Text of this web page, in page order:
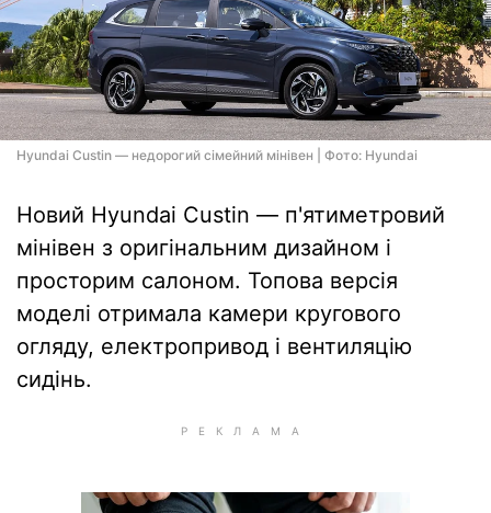
Hyundai Custin — недорогий сімейний мінівен | Фото: Hyundai
Новий Hyundai Custin — п'ятиметровий
мінівен з оригінальним дизайном і
просторим салоном. Топова версія
моделі отримала камери кругового
огляду, електропривод і вентиляцію
сидінь.